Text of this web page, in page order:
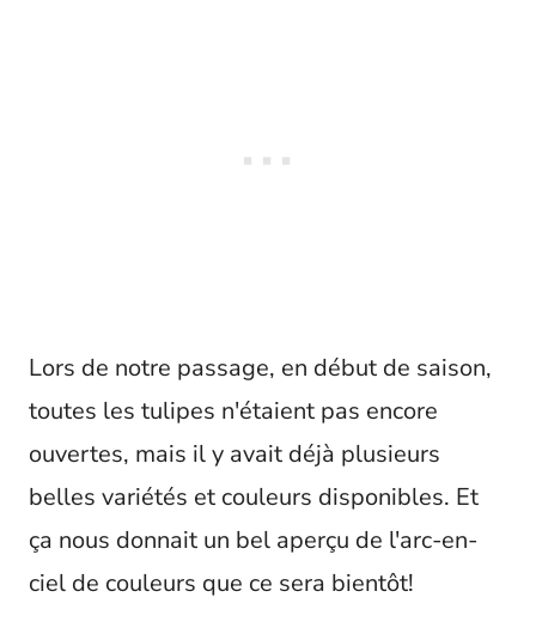
Lors de notre passage, en début de saison,
toutes les tulipes n'étaient pas encore
ouvertes, mais il y avait déjà plusieurs
belles variétés et couleurs disponibles. Et
ça nous donnait un bel aperçu de l'arc-en-
ciel de couleurs que ce sera bientôt!